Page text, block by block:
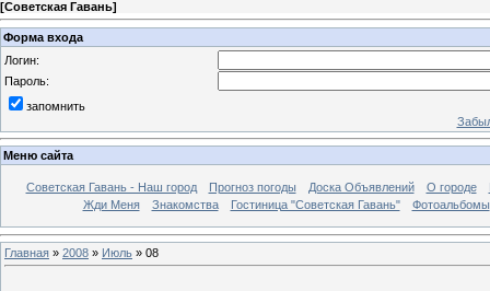
[Советская Гавань]
Форма входа
Логин:
Пароль:
запомнить
Меню сайта
Советская Гавань - Наш город Прогноз погоды Доска Объявлений О городе
Жди Меня
Знакомства Гостиница "Советская Гавань" Фотоальбомы
Главная » 2008 » Июль » 08